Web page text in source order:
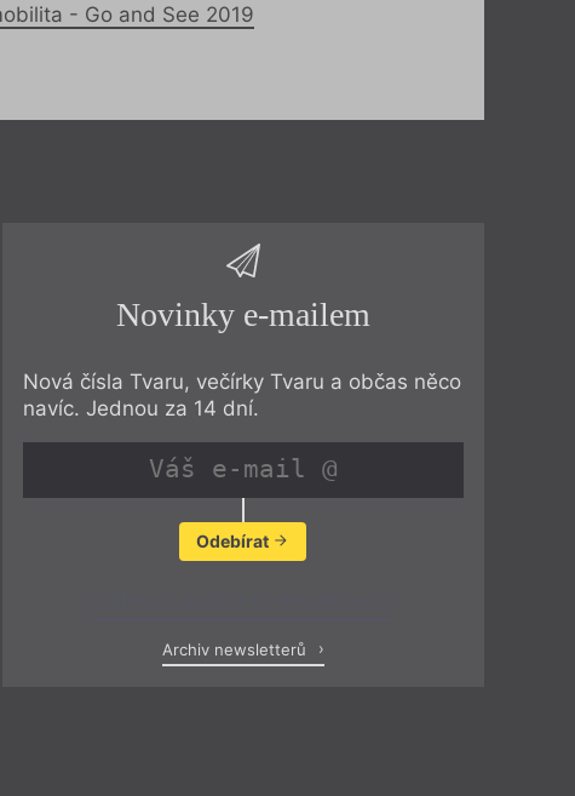
- Go and See 2019
Novinky e-mailem
Nová čísla Tvaru, večírky Tvaru a občas něco
navíc. Jednou za 14 dní.
Odebírat
Archiv newsletterů